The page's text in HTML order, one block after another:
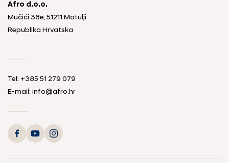
Afro d.o.o.
Mučići 38e, 51211 Matulji
Republika Hrvatska
Tel: +385 51 279 079
E-mail: info@afro.hr